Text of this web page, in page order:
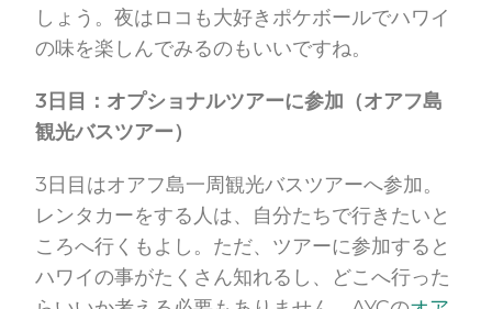
しょう。夜はロコも大好きポケボールでハワイ
の味を楽しんでみるのもいいですね。
3日目：オプショナルツアーに参加（オアフ島
観光バスツアー）
3日目はオアフ島一周観光バスツアーへ参加。
レンタカーをする人は、自分たちで行きたいと
ころへ行くもよし。ただ、ツアーに参加すると
ハワイの事がたくさん知れるし、どこへ行った